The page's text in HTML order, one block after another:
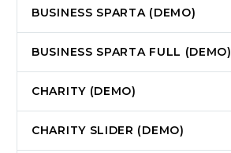
BUSINESS SPARTA (DEMO)
BUSINESS SPARTA FULL (DEMO)
CHARITY (DEMO)
CHARITY SLIDER (DEMO)